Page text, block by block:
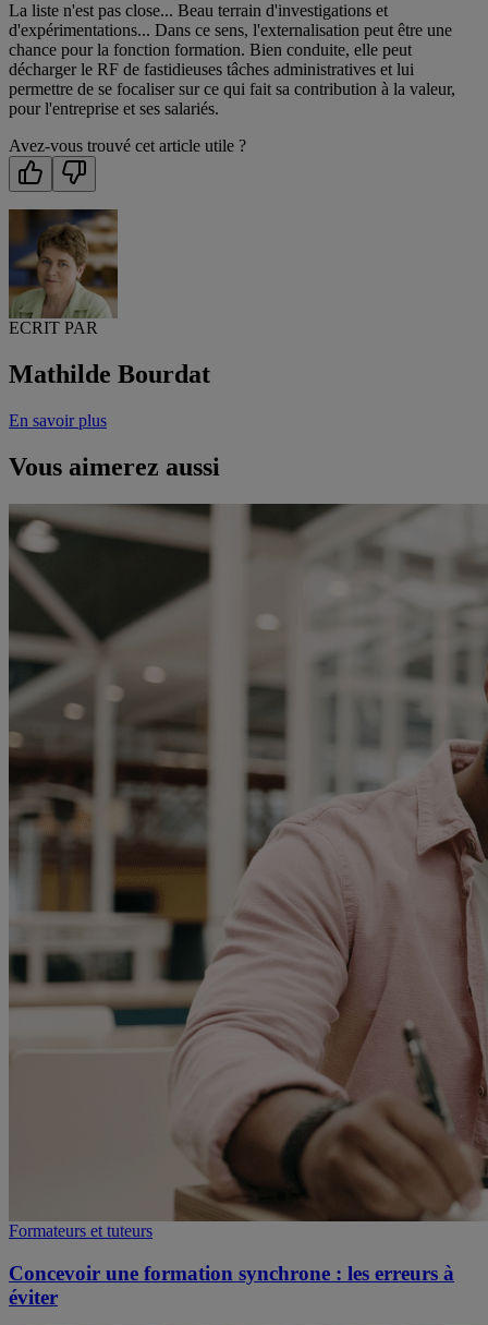
La liste n'est pas close... Beau terrain d'investigations et
d'expérimentations... Dans ce sens, l'externalisation peut être une
chance pour la fonction formation. Bien conduite, elle peut
décharger le RF de fastidieuses tâches administratives et lui
permettre de se focaliser sur ce qui fait sa contribution à la valeur,
pour l'entreprise et ses salariés.
Avez-vous trouvé cet article utile ?
ECRIT PAR
Mathilde Bourdat
En savoir plus
Vous aimerez aussi
Formateurs et tuteurs
Concevoir une formation synchrone : les erreurs à
éviter